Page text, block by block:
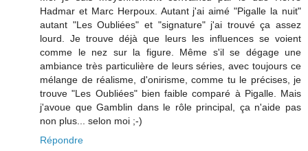
Hadmar et Marc Herpoux. Autant j'ai aimé "Pigalle la nuit"
autant "Les Oubliées" et "signature" j'ai trouvé ça assez
lourd. Je trouve déjà que leurs les influences se voient
comme le nez sur la figure. Même s'il se dégage une
ambiance très particulière de leurs séries, avec toujours ce
mélange de réalisme, d'onirisme, comme tu le précises, je
trouve "Les Oubliées" bien faible comparé à Pigalle. Mais
j'avoue que Gamblin dans le rôle principal, ça n'aide pas
non plus... selon moi ;-)
Répondre